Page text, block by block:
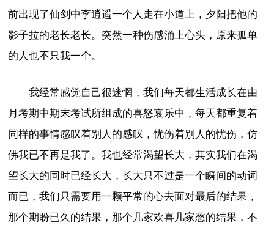
前出现了仙剑中李逍遥一个人走在小道上，夕阳把他的
影子拉的老长老长。突然一种伤感涌上心头，原来孤单
的人也不只我一个。
我经常感觉自己很迷惘，我们每天都生活成长在由
月考期中期末考试所组成的喜怒哀乐中，每天都重复着
同样的事情感叹着别人的感叹，忧伤着别人的忧伤，仿
佛我已不再是我了。我也经常渴望长大，其实我们在渴
望长大的同时已经长大，长大只不过是一个瞬间的动词
而已，我们只需要用一颗平常的心去面对最后的结果，
那个期盼已久的结果，那个几家欢喜几家愁的结果，不